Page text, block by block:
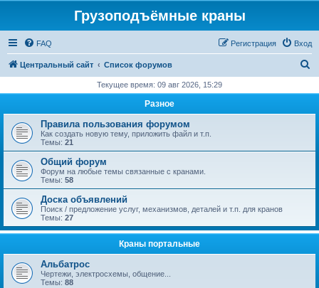
Грузоподъёмные краны
FAQ Вход
Регистрация
Центральный сайт Список форумов
с
Текущее время: 09 авг 2026, 15:29
Разное
Правила пользования форумом
Как создать новую тему, приложить файл и т.п.
Темы: 21
Общий форум
Форум на любые темы связанные с кранами.
Темы: 58
Доска объявлений
Поиск / предложение услуг, механизмов, деталей и т.п. для кранов
Темы: 27
Краны портальные
Альбатрос
Чертежи, электросхемы, общение...
Темы: 88